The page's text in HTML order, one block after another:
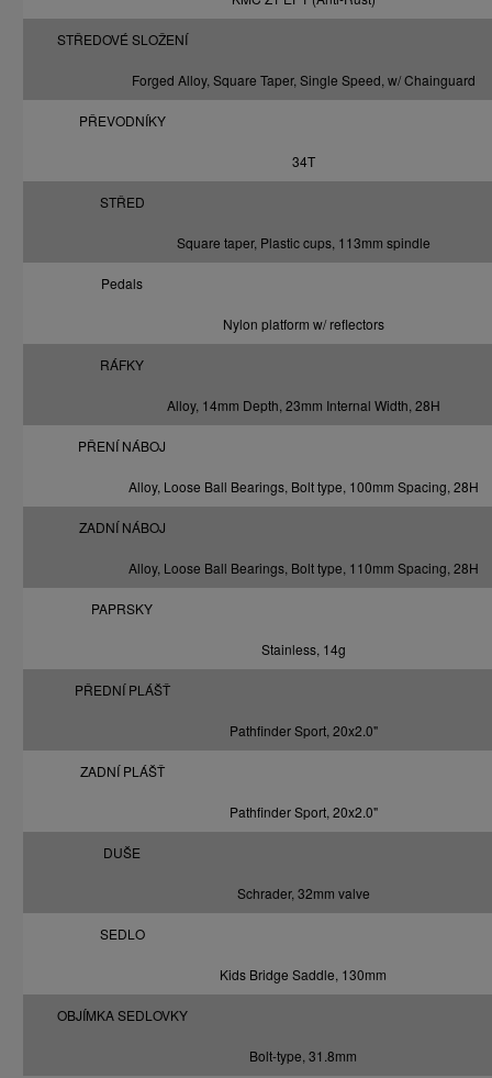
STŘEDOVÉ SLOŽENÍ
Forged Alloy, Square Taper, Single Speed, w/ Chainguard
PŘEVODNÍKY
34T
STŘED
Square taper, Plastic cups, 113mm spindle
Pedals
Nylon platform w/ reflectors
RÁFKY
Alloy, 14mm Depth, 23mm Internal Width, 28H
PŘENÍ NÁBOJ
Alloy, Loose Ball Bearings, Bolt type, 100mm Spacing, 28H
ZADNÍ NÁBOJ
Alloy, Loose Ball Bearings, Bolt type, 110mm Spacing, 28H
PAPRSKY
Stainless, 14g
PŘEDNÍ PLÁŠŤ
Pathfinder Sport, 20x2.0"
ZADNÍ PLÁŠŤ
Pathfinder Sport, 20x2.0"
DUŠE
Schrader, 32mm valve
SEDLO
Kids Bridge Saddle, 130mm
OBJÍMKA SEDLOVKY
Bolt-type, 31.8mm